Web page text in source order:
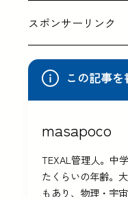
スポンサーリンク
この記事を
masapoco
TEXAL管理人。中
たくらいの年齢。
もあり、物理・宇